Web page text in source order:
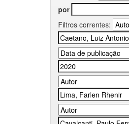
por
Filtros correntes: